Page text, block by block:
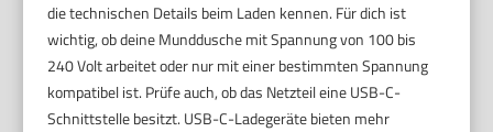
die technischen Details beim Laden kennen. Für dich ist
wichtig, ob deine Munddusche mit Spannung von 100 bis
240 Volt arbeitet oder nur mit einer bestimmten Spannung
kompatibel ist. Prüfe auch, ob das Netzteil eine USB-C-
Schnittstelle besitzt. USB-C-Ladegeräte bieten mehr